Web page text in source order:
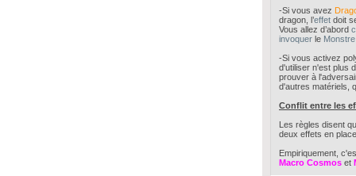
-Si vous avez
dragon, l’effet doit
Vous allez d’abord
invoquer le Monstre
-Si vous activez
d'utiliser n'est plus
prouver à
d'autres matériels,
Conflit entre les
Les règles disent
deux effets en
Empiriquement,
Macro Cosmos et